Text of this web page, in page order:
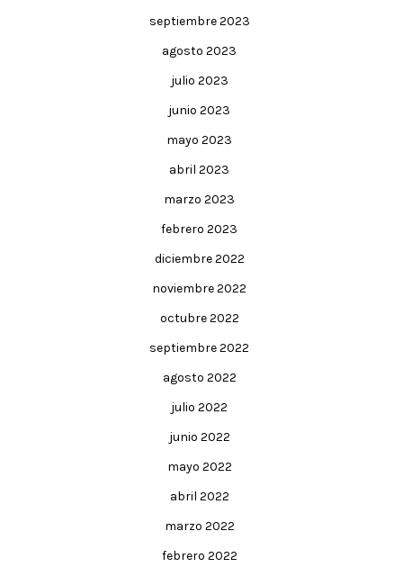
septiembre 2023
agosto 2023
julio 2023
junio 2023
mayo 2023
abril 2023
marzo 2023
febrero 2023
diciembre 2022
noviembre 2022
octubre 2022
septiembre 2022
agosto 2022
julio 2022
junio 2022
mayo 2022
abril 2022
marzo 2022
febrero 2022